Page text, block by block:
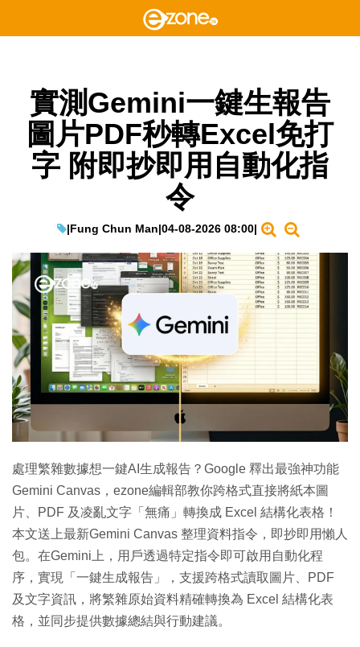
實測Gemini一鍵生報告
圖片PDF秒轉Excel免打
字 附即抄即用自動化指
令
|Fung Chun Man|04-08-2026 08:00|
處理繁雜數據想一鍵AI生成報告？Google 釋出最強神功能
Gemini Canvas，ezone編輯部教你跨格式直接將紙本圖
片、PDF 及凌亂文字「無痛」轉換成 Excel 結構化表格！
本文送上最新Gemini Canvas 整理資料指令，即抄即用懶人
包。在Gemini上，用戶透過特定指令即可啟用自動化程
序，實現「一鍵生成報告」，支援跨格式讀取圖片、PDF
及文字資訊，將繁雜原始資料精確轉換為 Excel 結構化表
格，並同步提供數據總結與行動建議。